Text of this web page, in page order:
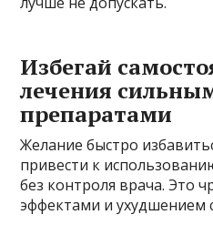
Избегай
лечения
препаратами
Желание быстро
привести к
без контроля врача. Это
эффектами и ухудшением